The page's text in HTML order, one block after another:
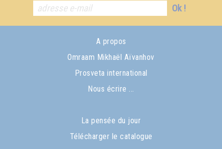
Ok !
A propos
Omraam Mikhaël Aïvanhov
Prosveta international
Nous écrire ...
La pensée du jour
Télécharger le catalogue